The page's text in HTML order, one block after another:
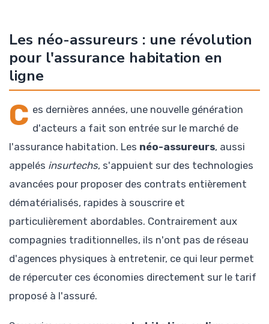
Les néo-assureurs : une révolution
pour l'assurance habitation en
ligne
C es dernières années, une nouvelle génération
d'acteurs a fait son entrée sur le marché de
l'assurance habitation. Les néo-assureurs, aussi
appelés insurtechs, s'appuient sur des technologies
avancées pour proposer des contrats entièrement
dématérialisés, rapides à souscrire et
particulièrement abordables. Contrairement aux
compagnies traditionnelles, ils n'ont pas de réseau
d'agences physiques à entretenir, ce qui leur permet
de répercuter ces économies directement sur le tarif
proposé à l'assuré.